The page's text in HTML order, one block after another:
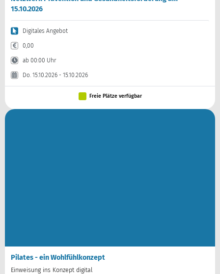
15.10.2026
Digitales Angebot
0,00
ab 00:00 Uhr
Do. 15.10.2026 - 15.10.2026
Freie Plätze verfügbar
Pilates - ein Wohlfühlkonzept
Einweisung ins Konzept digital